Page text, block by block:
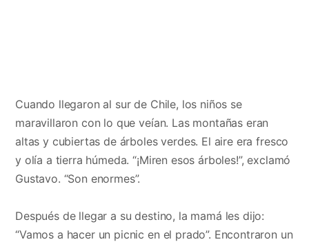
Cuando llegaron al sur de Chile, los niños se
maravillaron con lo que veían. Las montañas eran
altas y cubiertas de árboles verdes. El aire era fresco
y olía a tierra húmeda. “¡Miren esos árboles!”, exclamó
Gustavo. “Son enormes”.
Después de llegar a su destino, la mamá les dijo:
“Vamos a hacer un picnic en el prado”. Encontraron un